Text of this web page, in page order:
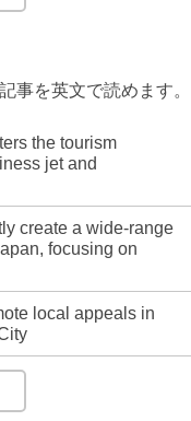
事を英文で読めます。
the tourism
jet and
create a wide-range
focusing on
local appeals in